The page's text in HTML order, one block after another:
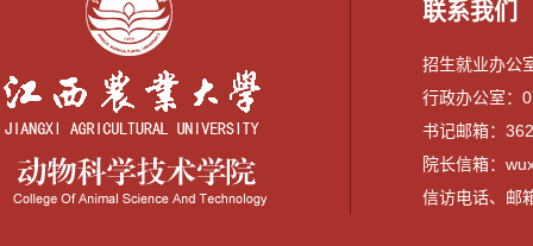
联系我们
招生就业办公
行政办公室：
书记邮箱：
院长信箱：
信访电话、邮